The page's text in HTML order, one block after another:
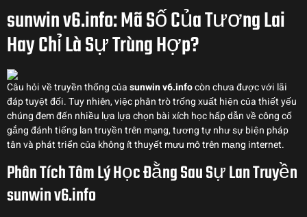
sunwin v6.info: Mã Số Của Tương Lai
Hay Chỉ Là Sự Trùng Hợp?
Câu hỏi về truyền thống củasunwin v6.infocòn chưa được với lãi
đáp tuyệt đối. Tuy nhiên, việc phân trò trống xuất hiện của thiết yếu
chúng đem đến nhiều lựa lựa chọn bài xích học hấp dẫn về công cố
gắng đánh tiếng lan truyền trên mạng, tương tự như sự biện pháp
tân và phát triển của không ít thuyết mưu mô trên mạng internet.
Phân Tích Tâm Lý Học Đằng Sau Sự Lan Truyền
sunwin v6.info